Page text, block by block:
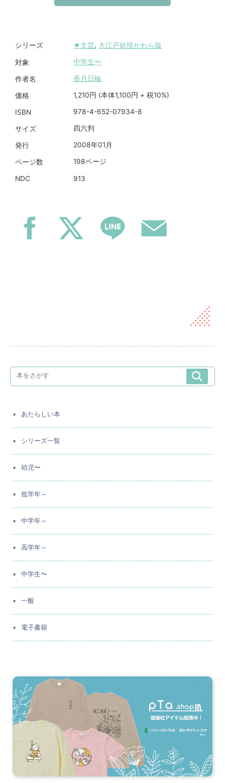
シリーズ ★文芸, 大江戸妖怪かわら版
対象 中学生〜
作者名 香月日輪
価格 1,210円 (本体1,100円 + 税10%)
ISBN 978-4-652-07934-8
サイズ 四六判
発行 2008年01月
ページ数 198ページ
NDC 913
あたらしい本
シリーズ一覧
幼児〜
低学年～
中学年～
高学年～
中学生〜
一般
電子書籍